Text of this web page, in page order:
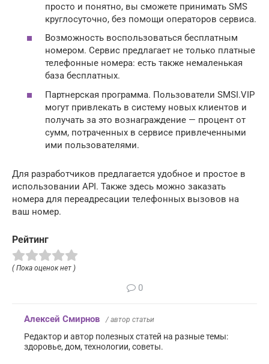
просто и понятно, вы сможете принимать SMS
круглосуточно, без помощи операторов сервиса.
Возможность воспользоваться бесплатным
номером. Сервис предлагает не только платные
телефонные номера: есть также немаленькая
база бесплатных.
Партнерская программа. Пользователи SMSI.VIP
могут привлекать в систему новых клиентов и
получать за это вознаграждение — процент от
сумм, потраченных в сервисе привлеченными
ими пользователями.
Для разработчиков предлагается удобное и простое в
использовании API. Также здесь можно заказать
номера для переадресации телефонных вызовов на
ваш номер.
Рейтинг
( Пока оценок нет )
0
Алексей Смирнов / автор статьи
Редактор и автор полезных статей на разные темы:
здоровье, дом, технологии, советы.